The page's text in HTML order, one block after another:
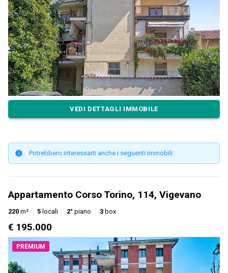
VEDI DETTAGLI IMMOBILE
Potrebbero interessarti anche i seguenti immobili:
Appartamento Corso Torino, 114, Vigevano
220 m² 5 locali 2° piano 3 box
€ 195.000
PREMIUM